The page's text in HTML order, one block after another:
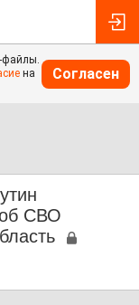
файлы.
на
Согласен
об СВО